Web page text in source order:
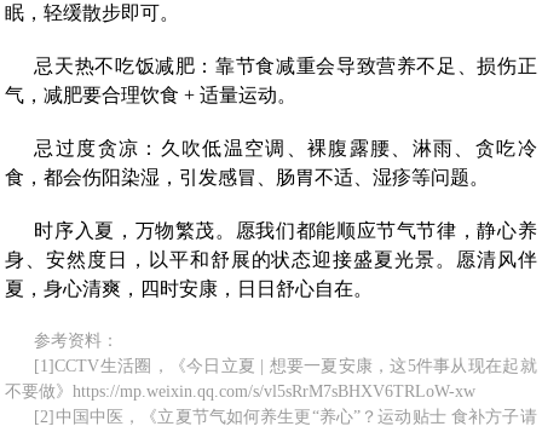
眠，轻缓散步即可。
忌天热不吃饭减肥：靠节食减重会导致营养不足、损伤正
气，减肥要合理饮食 + 适量运动。
忌过度贪凉：久吹低温空调、裸腹露腰、淋雨、贪吃冷
食，都会伤阳染湿，引发感冒、肠胃不适、湿疹等问题。
时序入夏，万物繁茂。愿我们都能顺应节气节律，静心养
身、安然度日，以平和舒展的状态迎接盛夏光景。愿清风伴
夏，身心清爽，四时安康，日日舒心自在。
参考资料：
[1]CCTV生活圈，《今日立夏 | 想要一夏安康，这5件事从现在起就
不要做》https://mp.weixin.qq.com/s/vl5sRrM7sBHXV6TRLoW-xw
[2]中国中医，《立夏节气如何养生更“养心”？运动贴士 食补方子请